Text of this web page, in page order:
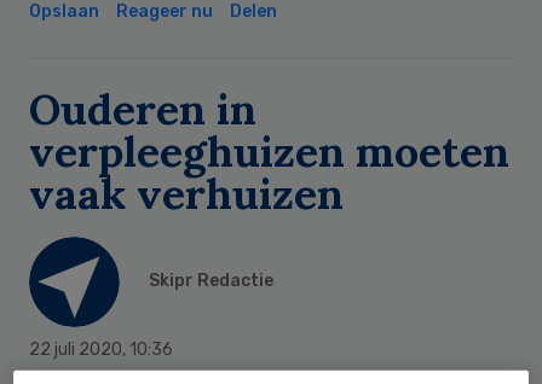
Opslaan Reageer nu Delen
Ouderen in
verpleeghuizen moeten
vaak verhuizen
Skipr Redactie
22 juli 2020, 10:36